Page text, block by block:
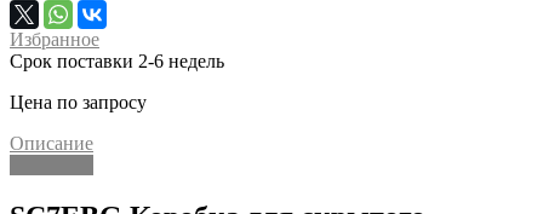
Избранное
Срок поставки 2-6 недель
Цена по запросу
Описание